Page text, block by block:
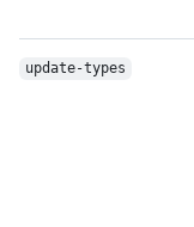
update-types